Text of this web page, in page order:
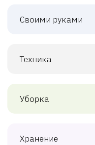
Своими руками
Техника
Уборка
Хранение